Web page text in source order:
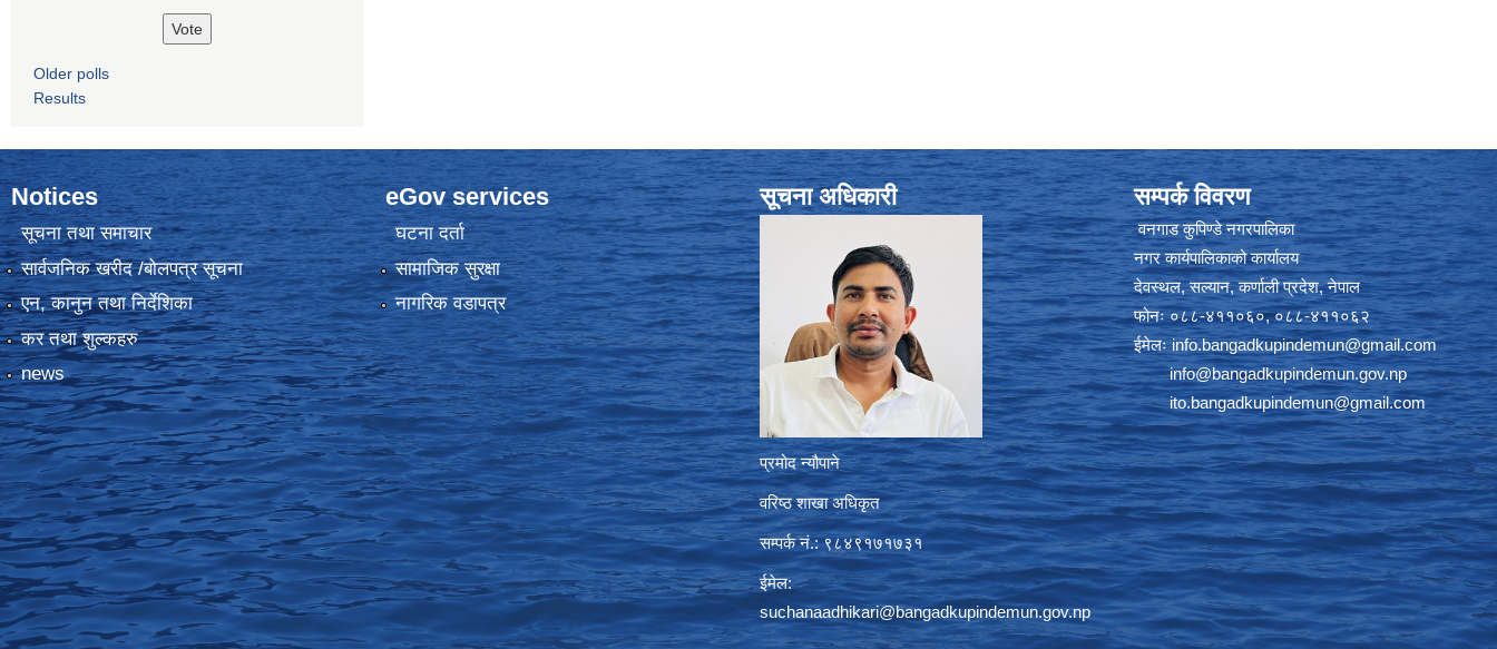
Older polls
Results
Notices
सूचना तथा समाचार
सार्वजनिक खरीद /बोलपत्र सूचना
एन, कानुन तथा निर्देशिका
कर तथा शुल्कहरु
news
eGov services
घटना दर्ता
सामाजिक सुरक्षा
नागरिक वडापत्र
सूचना अधिकारी
प्रमोद न्यौपाने
वरिष्ठ शाखा अधिकृत
सम्पर्क नं.: ९८४९१७१७३१
ईमेल:
suchanaadhikari@bangadkupindemun.gov.np
सम्पर्क विवरण
वनगाड कुपिण्डे नगरपालिका
नगर कार्यपालिकाको कार्यालय
देवस्थल, सल्यान, कर्णाली प्रदेश, नेपाल
फोनः ०८८-४११०६०, ०८८-४११०६२
ईमेलःinfo.bangadkupindemun@gmail.com
info@bangadkupindemun.gov.np
ito.bangadkupindemun@gmail.com